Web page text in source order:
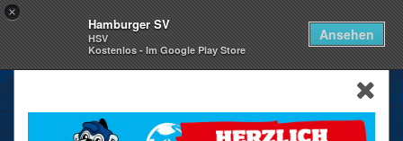
×
Hamburger SV
HSV
Kostenlos - Im Google Play Store
Ansehen
skip_navigation